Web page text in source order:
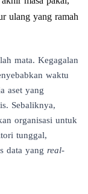
ulang yang ramah
mata. Kegagalan
waktu
aset yang
Sebaliknya,
organisasi untuk
tunggal,
data yang real-